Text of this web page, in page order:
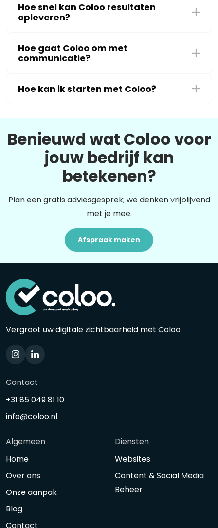
Hoe snel kan Coloo resultaten
opleveren?
Hoe gaat Coloo om met
communicatie?
Hoe kan ik starten met Coloo?
Benieuwd wat Coloo voor
jouw bedrijf kan
betekenen?
Plan een gratis adviesgesprek; we denken vrijblijvend
met je mee.
Afspraak maken
Vergroot uw digitale zichtbaarheid met Coloo
Contact
+31 85 049 81 10
info@coloo.nl
Algemeen
Home
Over ons
Onze aanpak
Blog
Contact
Diensten
Websites
Content & Social Media
Beheer